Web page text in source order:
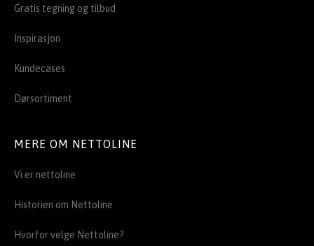
Gratis tegning og tilbud
Inspirasjon
Kundecases
Dørsortiment
MERE OM NETTOLINE
Vi er nettoline
Historien om Nettoline
Hvorfor velge Nettoline?